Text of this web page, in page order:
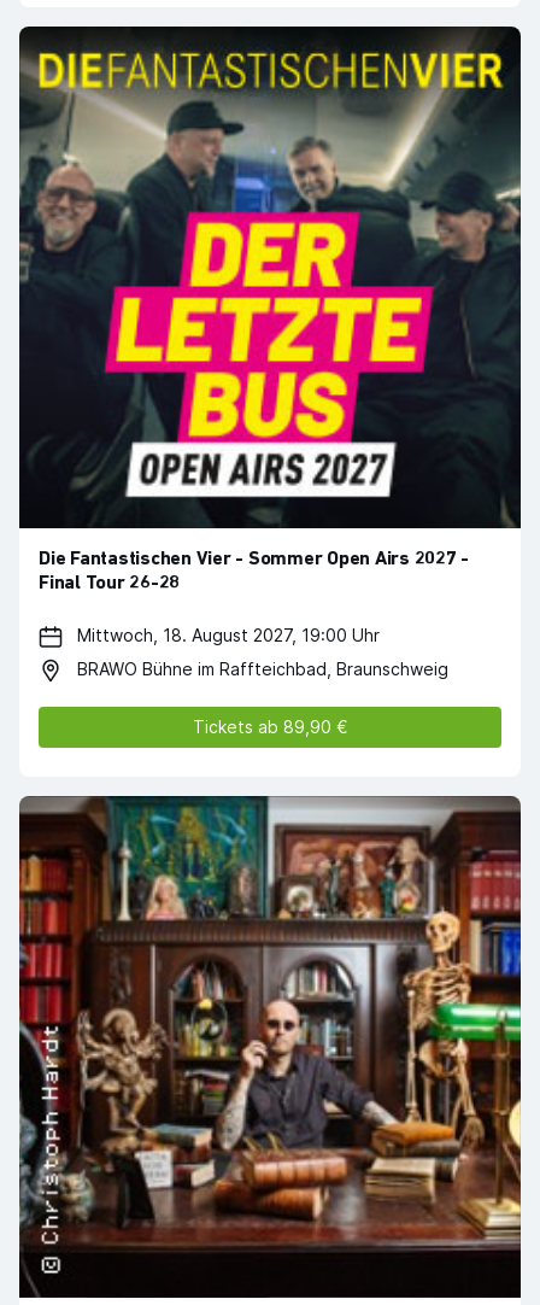
Die Fantastischen Vier - Sommer Open Airs 2027 -
Final Tour 26-28
Mittwoch, 18. August 2027, 19:00 Uhr
BRAWO Bühne im Raffteichbad, Braunschweig
Tickets ab 89,90 €